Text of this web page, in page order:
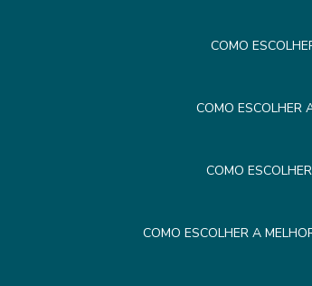
COMO
COMO ESCOLHER
COMO
COMO ESCOLHER A